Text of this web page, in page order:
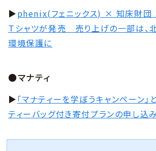
▶︎phenix(フェニックス) × 知床財団
Ｔシャツが発売 売り上げの一部は、
環境保護に
●マナティ
▶︎ 「マナティーを学ぼうキャンペーン」
ティーバッグ付き寄付プランの申し込